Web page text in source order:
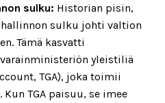
sulku: Historian pisin,
hallinnon sulku johti valtion
Tämä kasvatti
yleistiliä
TGA), joka toimii
TGA paisuu, se imee